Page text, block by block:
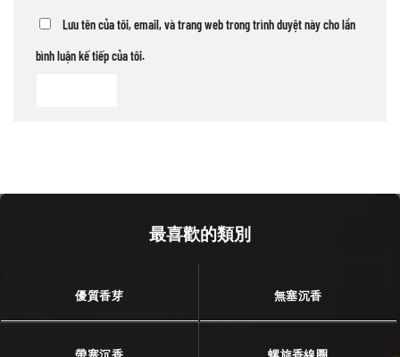
Lưu tên của tôi, email, và trang web trong trình duyệt này cho lần
bình luận kế tiếp của tôi.
最喜歡的類別
優質香芽 無塞沉香